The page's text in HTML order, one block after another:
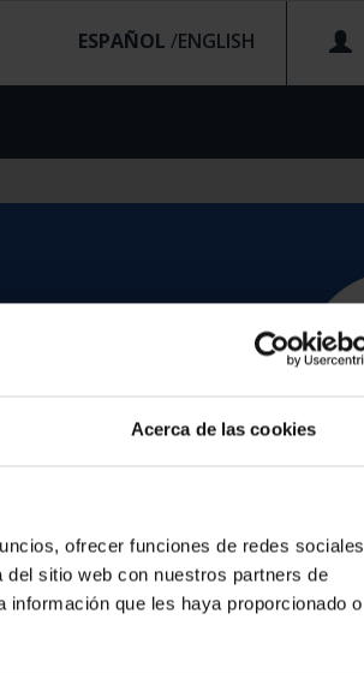
Acerca de las cookies
ofrecer funciones de redes sociales
sitio web con nuestros partners de
que les haya proporcionado o
ESPAÑOL /